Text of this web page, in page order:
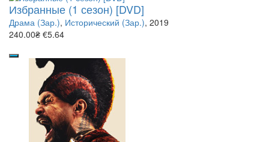
Избранные (1 сезон) [DVD]
Драма (Зар.), Исторический (Зар.), 2019
240.00₴ €5.64